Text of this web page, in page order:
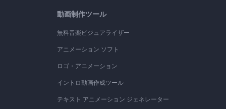
動画制作ツール
無料音楽ビジュアライザー
アニメーション ソフト
ロゴ・アニメーション
イントロ動画作成ツール
テキスト アニメーション ジェネレーター